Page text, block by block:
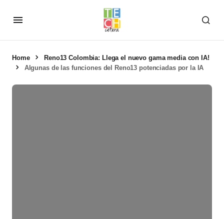
Home
Reno13 Colombia: Llega el nuevo gama media con IA!
Algunas de las funciones del Reno13 potenciadas por la IA